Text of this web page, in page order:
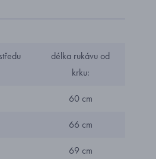
délka rukávu od
krku:
60 cm
66 cm
69 cm